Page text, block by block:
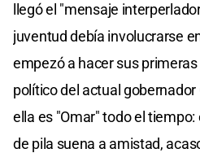
llegó el "mensaje
juventud debía involucrarse
empezó a hacer sus
político del actual
ella es "Omar" todo el
de pila suena a amistad,